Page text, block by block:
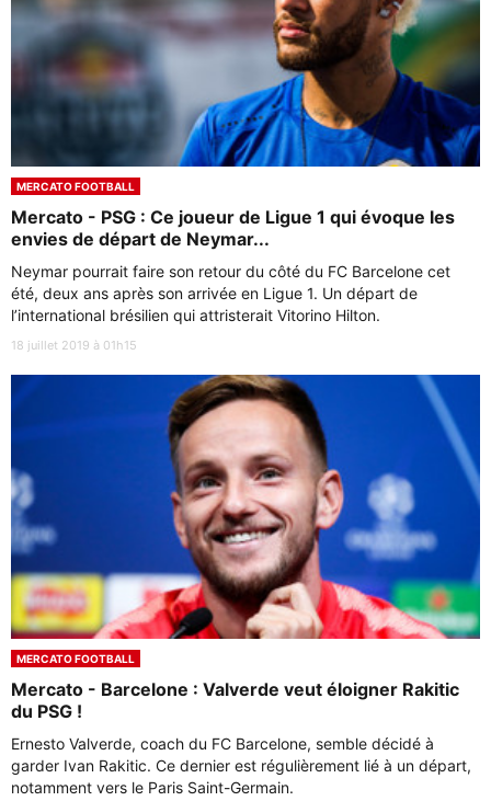
MERCATO FOOTBALL
Mercato - PSG : Ce joueur de Ligue 1 qui évoque les
envies de départ de Neymar...
Neymar pourrait faire son retour du côté du FC Barcelone cet
été, deux ans après son arrivée en Ligue 1. Un départ de
l’international brésilien qui attristerait Vitorino Hilton.
18 juillet 2019 à 01h15
MERCATO FOOTBALL
Mercato - Barcelone : Valverde veut éloigner Rakitic
du PSG !
Ernesto Valverde, coach du FC Barcelone, semble décidé à
garder Ivan Rakitic. Ce dernier est régulièrement lié à un départ,
notamment vers le Paris Saint-Germain.